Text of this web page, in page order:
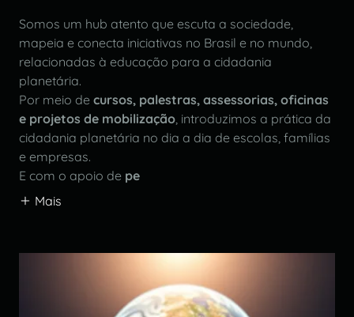
Somos um hub atento que escuta a sociedade,
mapeia e conecta iniciativas no Brasil e no mundo,
relacionadas à educação para a cidadania
planetária.
Por meio de cursos, palestras, assessorias, oficinas
e projetos de mobilização, introduzimos a prática da
cidadania planetária no dia a dia de escolas, famílias
e empresas.
E com o apoio de pe
Mais